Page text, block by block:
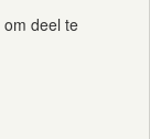
om deel te